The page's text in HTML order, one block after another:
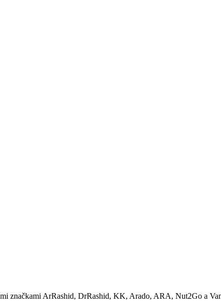
značkami ArRashid, DrRashid, KK, Arado, ARA, Nut2Go a